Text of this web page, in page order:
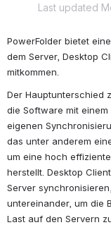
Last updated
PowerFolder bietet
dem Server, Desktop
mitkommen.
Der Hauptunterschied
die Software mit
eigenen
das unter anderem
um eine hoch
herstellt. Desktop
Server
untereinander, um die
Last auf den Servern